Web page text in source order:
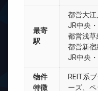
最寄
駅
都営大
JR中央
都営浅
都営新
JR中央
物件
特徴
REIT系
ーズ、